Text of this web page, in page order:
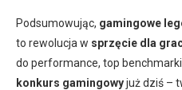
Podsumowując, gamingowe
to rewolucja w sprzęcie dla
do performance, top
konkurs gamingowyjuż dziś –